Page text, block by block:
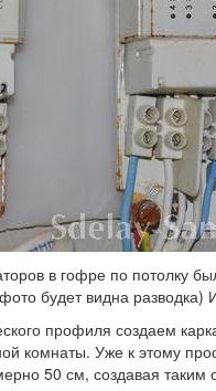
в гофре по потолку
будет видна
профиля создаем
комнаты. Уже к этому
50 см, создавая таким